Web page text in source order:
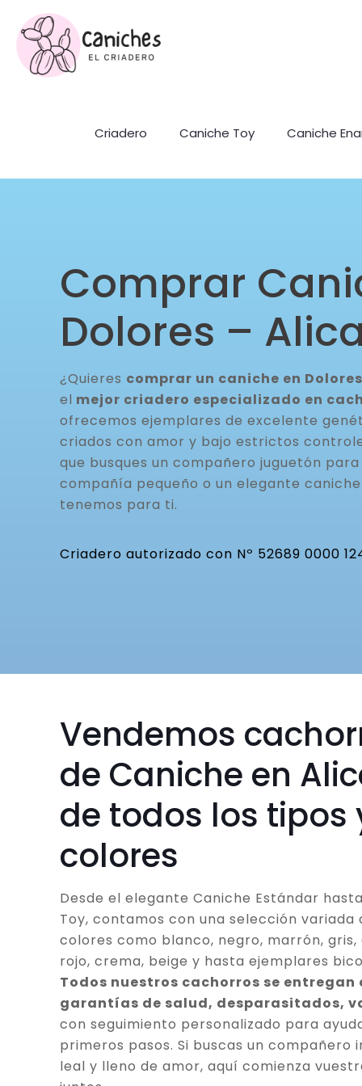
Criadero Caniche Toy Caniche
Comprar
Dolores –
¿Quieres comprar un caniche en
el mejor criadero especializado en
ofrecemos ejemplares de excelente
criados con amor y bajo estrictos
que busques un compañero juguetón
compañía pequeño o un elegante
tenemos para ti.
Criadero autorizado con Nº 52689 0000
Vendemos
de Caniche en
de todos los tipos
colores
Desde el elegante Caniche Estándar
Toy, contamos con una selección variada
colores como blanco, negro, marrón,
rojo, crema, beige y hasta ejemplares
Todos nuestros cachorros se entregan
garantías de salud, desparasitados,
con seguimiento personalizado para
primeros pasos. Si buscas un compañero
leal y lleno de amor, aquí comienza